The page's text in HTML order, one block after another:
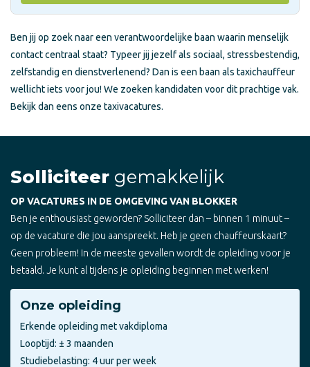
Ben jij op zoek naar een verantwoordelijke baan waarin menselijk
contact centraal staat? Typeer jij jezelf als sociaal, stressbestendig,
zelfstandig en dienstverlenend? Dan is een baan als taxichauffeur
wellicht iets voor jou! We zoeken kandidaten voor dit prachtige vak.
Bekijk dan eens onze taxivacatures.
Solliciteer gemakkelijk
OP VACATURES IN DE OMGEVING VAN BLOKKER
Ben je enthousiast geworden? Solliciteer dan – binnen 1 minuut –
op de vacature die jou aanspreekt. Heb je geen chauffeurskaart?
Geen probleem! In de meeste gevallen wordt de opleiding voor je
betaald. Je kunt al tijdens je opleiding beginnen met werken!
Onze opleiding
Erkende opleiding met vakdiploma
Looptijd: ± 3 maanden
Studiebelasting: 4 uur per week